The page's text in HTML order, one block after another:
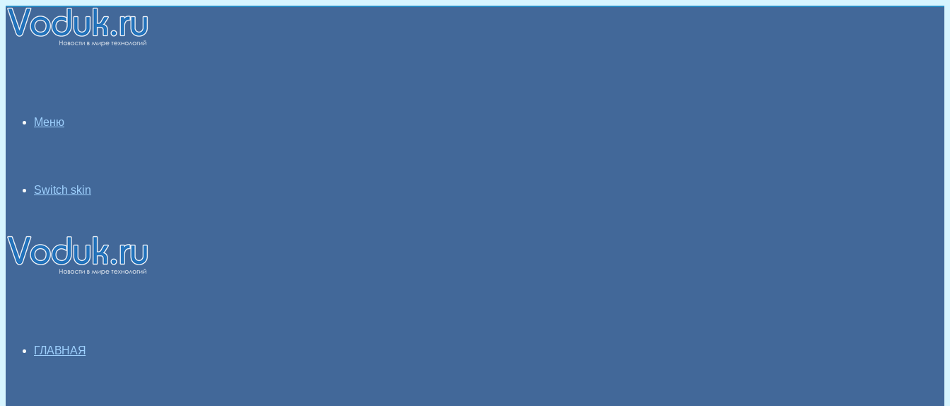
Меню
Switch skin
ГЛАВНАЯ